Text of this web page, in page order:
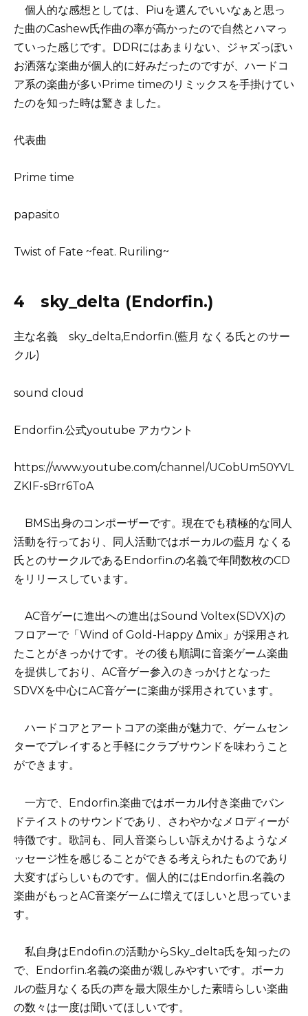
個人的な感想としては、Piuを選んでいいなぁと思っ
た曲のCashew氏作曲の率が高かったので自然とハマっ
ていった感じです。DDRにはあまりない、ジャズっぽい
お洒落な楽曲が個人的に好みだったのですが、ハードコ
ア系の楽曲が多いPrime timeのリミックスを手掛けてい
たのを知った時は驚きました。
代表曲
Prime time
papasito
Twist of Fate ~feat. Ruriling~
4 sky_delta (Endorfin.)
主な名義 sky_delta,Endorfin.(藍月 なくる氏とのサー
クル)
sound cloud
Endorfin.公式youtube アカウント
https://www.youtube.com/channel/UCobUm50YVL
ZKIF-sBrr6ToA
BMS出身のコンポーザーです。現在でも積極的な同人
活動を行っており、同人活動ではボーカルの藍月 なくる
氏とのサークルであるEndorfin.の名義で年間数枚のCD
をリリースしています。
AC音ゲーに進出への進出はSound Voltex(SDVX)の
フロアーで「Wind of Gold-Happy Δmix」が採用され
たことがきっかけです。その後も順調に音楽ゲーム楽曲
を提供しており、AC音ゲー参入のきっかけとなった
SDVXを中心にAC音ゲーに楽曲が採用されています。
ハードコアとアートコアの楽曲が魅力で、ゲームセン
ターでプレイすると手軽にクラブサウンドを味わうこと
ができます。
一方で、Endorfin.楽曲ではボーカル付き楽曲でバン
ドテイストのサウンドであり、さわやかなメロディーが
特徴です。歌詞も、同人音楽らしい訴えかけるようなメ
ッセージ性を感じることができる考えられたものであり
大変すばらしいものです。個人的にはEndorfin.名義の
楽曲がもっとAC音楽ゲームに増えてほしいと思っていま
す。
私自身はEndofin.の活動からSky_delta氏を知ったの
で、Endorfin.名義の楽曲が親しみやすいです。ボーカ
ルの藍月なくる氏の声を最大限生かした素晴らしい楽曲
の数々は一度は聞いてほしいです。